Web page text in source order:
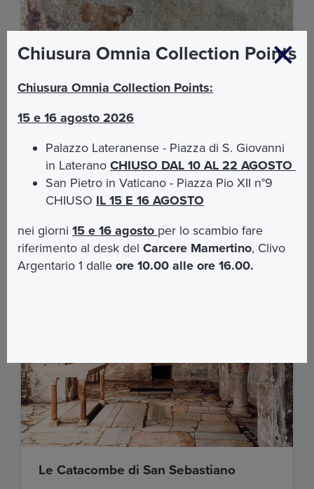
Le Catacombe di Priscilla
La Catacomba di Priscilla.
€ 12,00
SCOPRI DI PIÙ
Le Catacombe di San Sebastiano
Chiusura Omnia Collection Points
Chiusura Omnia Collection Points:
15 e 16 agosto 2026
Palazzo Lateranense - Piazza di S. Giovanni
in LateranoCHIUSO DAL 10 AL 22 AGOSTO
San Pietro in Vaticano - Piazza Pio XII n°9
CHIUSO IL 15 E 16 AGOSTO
nei giorni15 e 16 agosto per lo scambio fare
riferimento al desk delCarcere Mamertino, Clivo
Argentario 1 dalleore 10.00 alle ore 16.00.